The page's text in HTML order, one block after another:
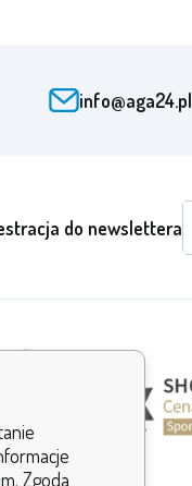
info@aga24.pl
do newslettera
Zgoda